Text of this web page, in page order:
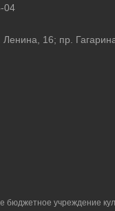
04
Ленина, 16; пр.
бюджетное учреждение